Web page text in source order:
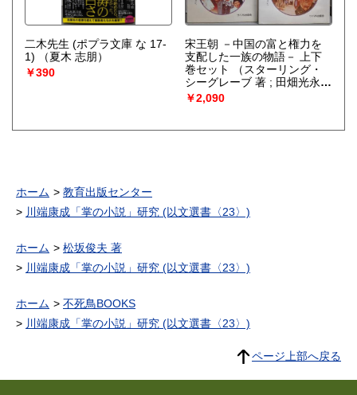
二木先生 (ポプラ文庫 な 17-
1)
（夏木 志朋）
￥390
宋王朝 －中国の富と権力を
支配した一族の物語－ 上下
巻セット
（スターリング・
シーグレーブ 著 ; 田畑光永
訳）
￥2,090
ホーム
教育出版センター
川端康成「掌の小説」研究 (以文選書〈23〉)
ホーム
松坂俊夫 著
川端康成「掌の小説」研究 (以文選書〈23〉)
ホーム
不死鳥BOOKS
川端康成「掌の小説」研究 (以文選書〈23〉)
ページ上部へ戻る